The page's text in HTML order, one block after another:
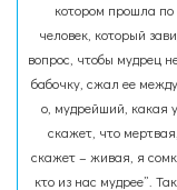
котором прошла по
человек, который
вопрос, чтобы мудрец
бабочку, сжал ее
о, мудрейший, какая
скажет, что
скажет – живая, я
кто из нас мудрее”.